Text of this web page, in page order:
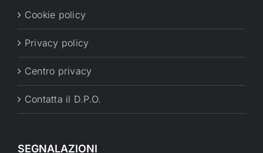
Cookie policy
Privacy policy
Centro privacy
Contatta il D.P.O.
SEGNALAZIONI